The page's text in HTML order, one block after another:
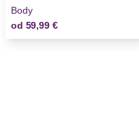
Body
od 59,99 €